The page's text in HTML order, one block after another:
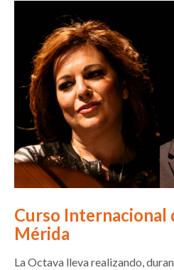
Curso Internacional
Mérida
La Octava lleva realizando,